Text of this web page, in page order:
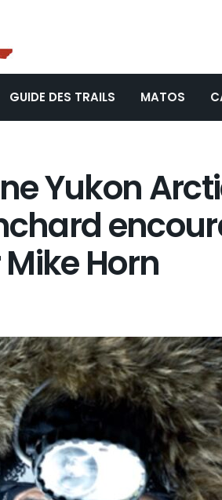
GUIDE DES TRAILS MATOS
Yukon
Horn